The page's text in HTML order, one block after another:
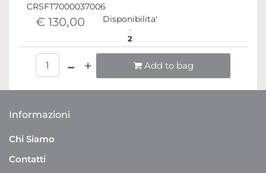
CRSFT7000037006
€ 130,00 Disponibilita'
2
Add to bag
Informazioni
Chi Siamo
Contatti